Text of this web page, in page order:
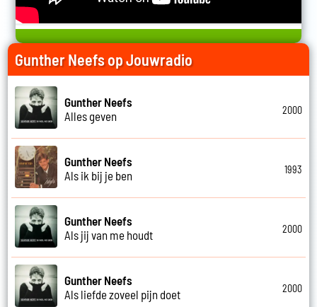
Gunther Neefs op Jouwradio
Gunther Neefs
Alles geven
2000
Gunther Neefs
Als ik bij je ben
1993
Gunther Neefs
Als jij van me houdt
2000
Gunther Neefs
Als liefde zoveel pijn doet
2000